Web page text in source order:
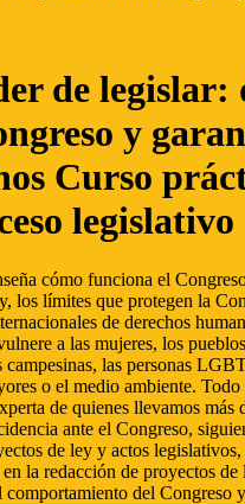
de legislar:
y
Curso
legislativo
cómo funciona el
los límites que protegen la
de derechos
a las mujeres, los
campesinas, las personas
o el medio ambiente. Todo
de quienes llevamos más
ante el Congreso,
de ley y actos legislativos,
en la redacción de proyectos
comportamiento del Congreso